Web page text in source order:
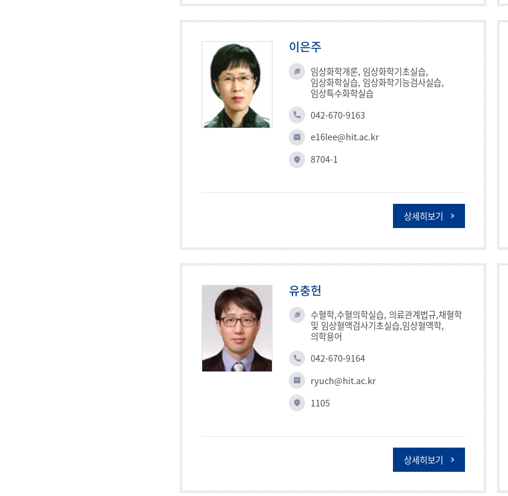
이은주
임상화학개론, 임상화학기초실습,
임상화학실습, 임상화학기능검사실습,
임상특수화학실습
042-670-9163
e16lee@hit.ac.kr
8704-1
상세히보기
유충헌
수혈학,수혈의학실습, 의료관계법규,채혈학
및 임상혈액검사기초실습,임상혈액학,
의학용어
042-670-9164
ryuch@hit.ac.kr
1105
상세히보기